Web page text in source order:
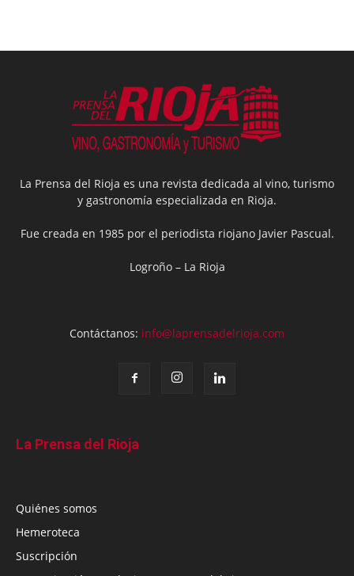
La Prensa del Rioja es una revista dedicada al vino, turismo
y gastronomía especializada en Rioja.
Fue creada en 1985 por el periodista riojano Javier Pascual.
Logroño – La Rioja
Contáctanos: info@laprensadelrioja.com
La Prensa del Rioja
Quiénes somos
Hemeroteca
Suscripción